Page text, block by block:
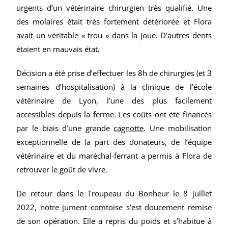
urgents d’un vétérinaire chirurgien très qualifié. Une
des molaires était très fortement détériorée et Flora
avait un véritable « trou » dans la joue. D’autres dents
étaient en mauvais état.
Décision a été prise d’effectuer les 8h de chirurgies (et 3
semaines d’hospitalisation) à la clinique de l’école
vétérinaire de Lyon, l’une des plus facilement
accessibles depuis la ferme. Les coûts ont été financés
par le biais d’une grandecagnotte. Une mobilisation
exceptionnelle de la part des donateurs, de l’équipe
vétérinaire et du maréchal-ferrant a permis à Flora de
retrouver le goût de vivre.
De retour dans le Troupeau du Bonheur le 8 juillet
2022, notre jument comtoise s’est doucement remise
de son opération. Elle a repris du poids et s’habitue à